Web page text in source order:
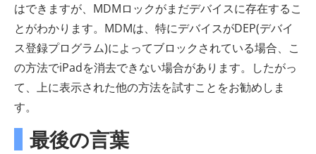
はできますが、MDMロックがまだデバイスに存在するこ
とがわかります。MDMは、特にデバイスがDEP(デバイ
ス登録プログラム)によってブロックされている場合、こ
の方法でiPadを消去できない場合があります。したがっ
て、上に表示された他の方法を試すことをお勧めしま
す。
最後の言葉